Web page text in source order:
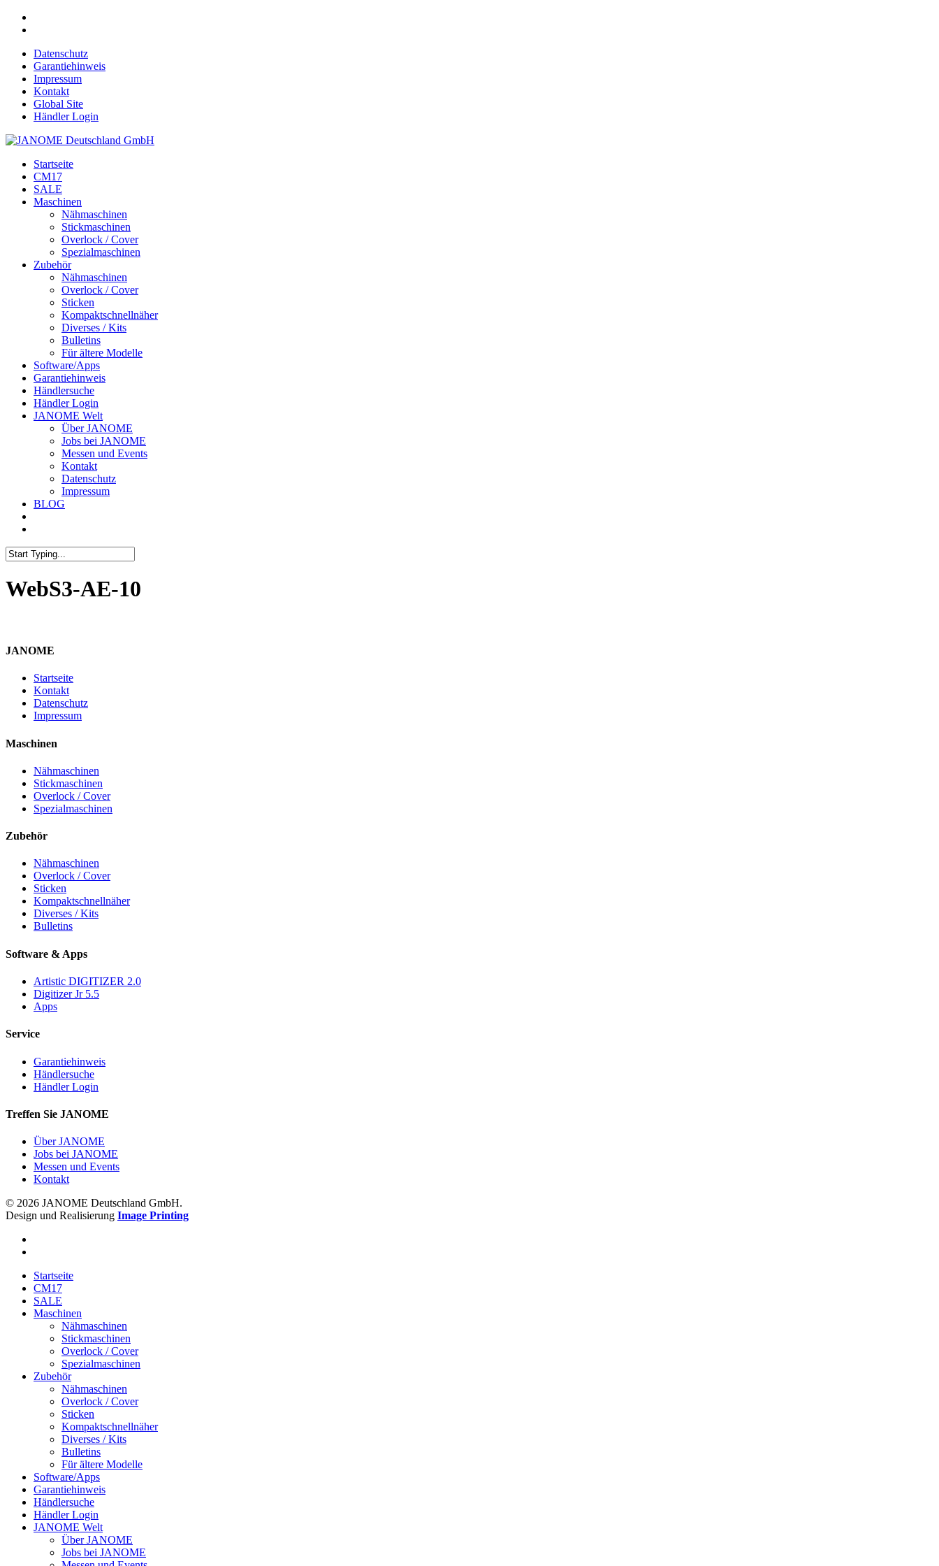
Datenschutz
Garantiehinweis
Impressum
Kontakt
Global Site
Händler Login
Startseite
CM17
SALE
Maschinen
Nähmaschinen
Stickmaschinen
Overlock / Cover
Spezialmaschinen
Zubehör
Nähmaschinen
Overlock / Cover
Sticken
Kompaktschnellnäher
Diverses / Kits
Bulletins
Für ältere Modelle
Software/Apps
Garantiehinweis
Händlersuche
Händler Login
JANOME Welt
Über JANOME
Jobs bei JANOME
Messen und Events
Kontakt
Datenschutz
Impressum
BLOG
WebS3-AE-10
JANOME
Startseite
Kontakt
Datenschutz
Impressum
Maschinen
Nähmaschinen
Stickmaschinen
Overlock / Cover
Spezialmaschinen
Zubehör
Nähmaschinen
Overlock / Cover
Sticken
Kompaktschnellnäher
Diverses / Kits
Bulletins
Software & Apps
Artistic DIGITIZER 2.0
Digitizer Jr 5.5
Apps
Service
Garantiehinweis
Händlersuche
Händler Login
Treffen Sie JANOME
Über JANOME
Jobs bei JANOME
Messen und Events
Kontakt
© 2026 JANOME Deutschland GmbH.
Design und Realisierung Image Printing
Startseite
CM17
SALE
Maschinen
Nähmaschinen
Stickmaschinen
Overlock / Cover
Spezialmaschinen
Zubehör
Nähmaschinen
Overlock / Cover
Sticken
Kompaktschnellnäher
Diverses / Kits
Bulletins
Für ältere Modelle
Software/Apps
Garantiehinweis
Händlersuche
Händler Login
JANOME Welt
Über JANOME
Jobs bei JANOME